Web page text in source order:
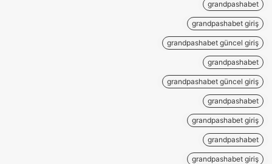
grandpashabet
grandpashabet giriş
grandpashabet güncel giriş
grandpashabet
grandpashabet güncel giriş
grandpashabet
grandpashabet giriş
grandpashabet
grandpashabet giriş